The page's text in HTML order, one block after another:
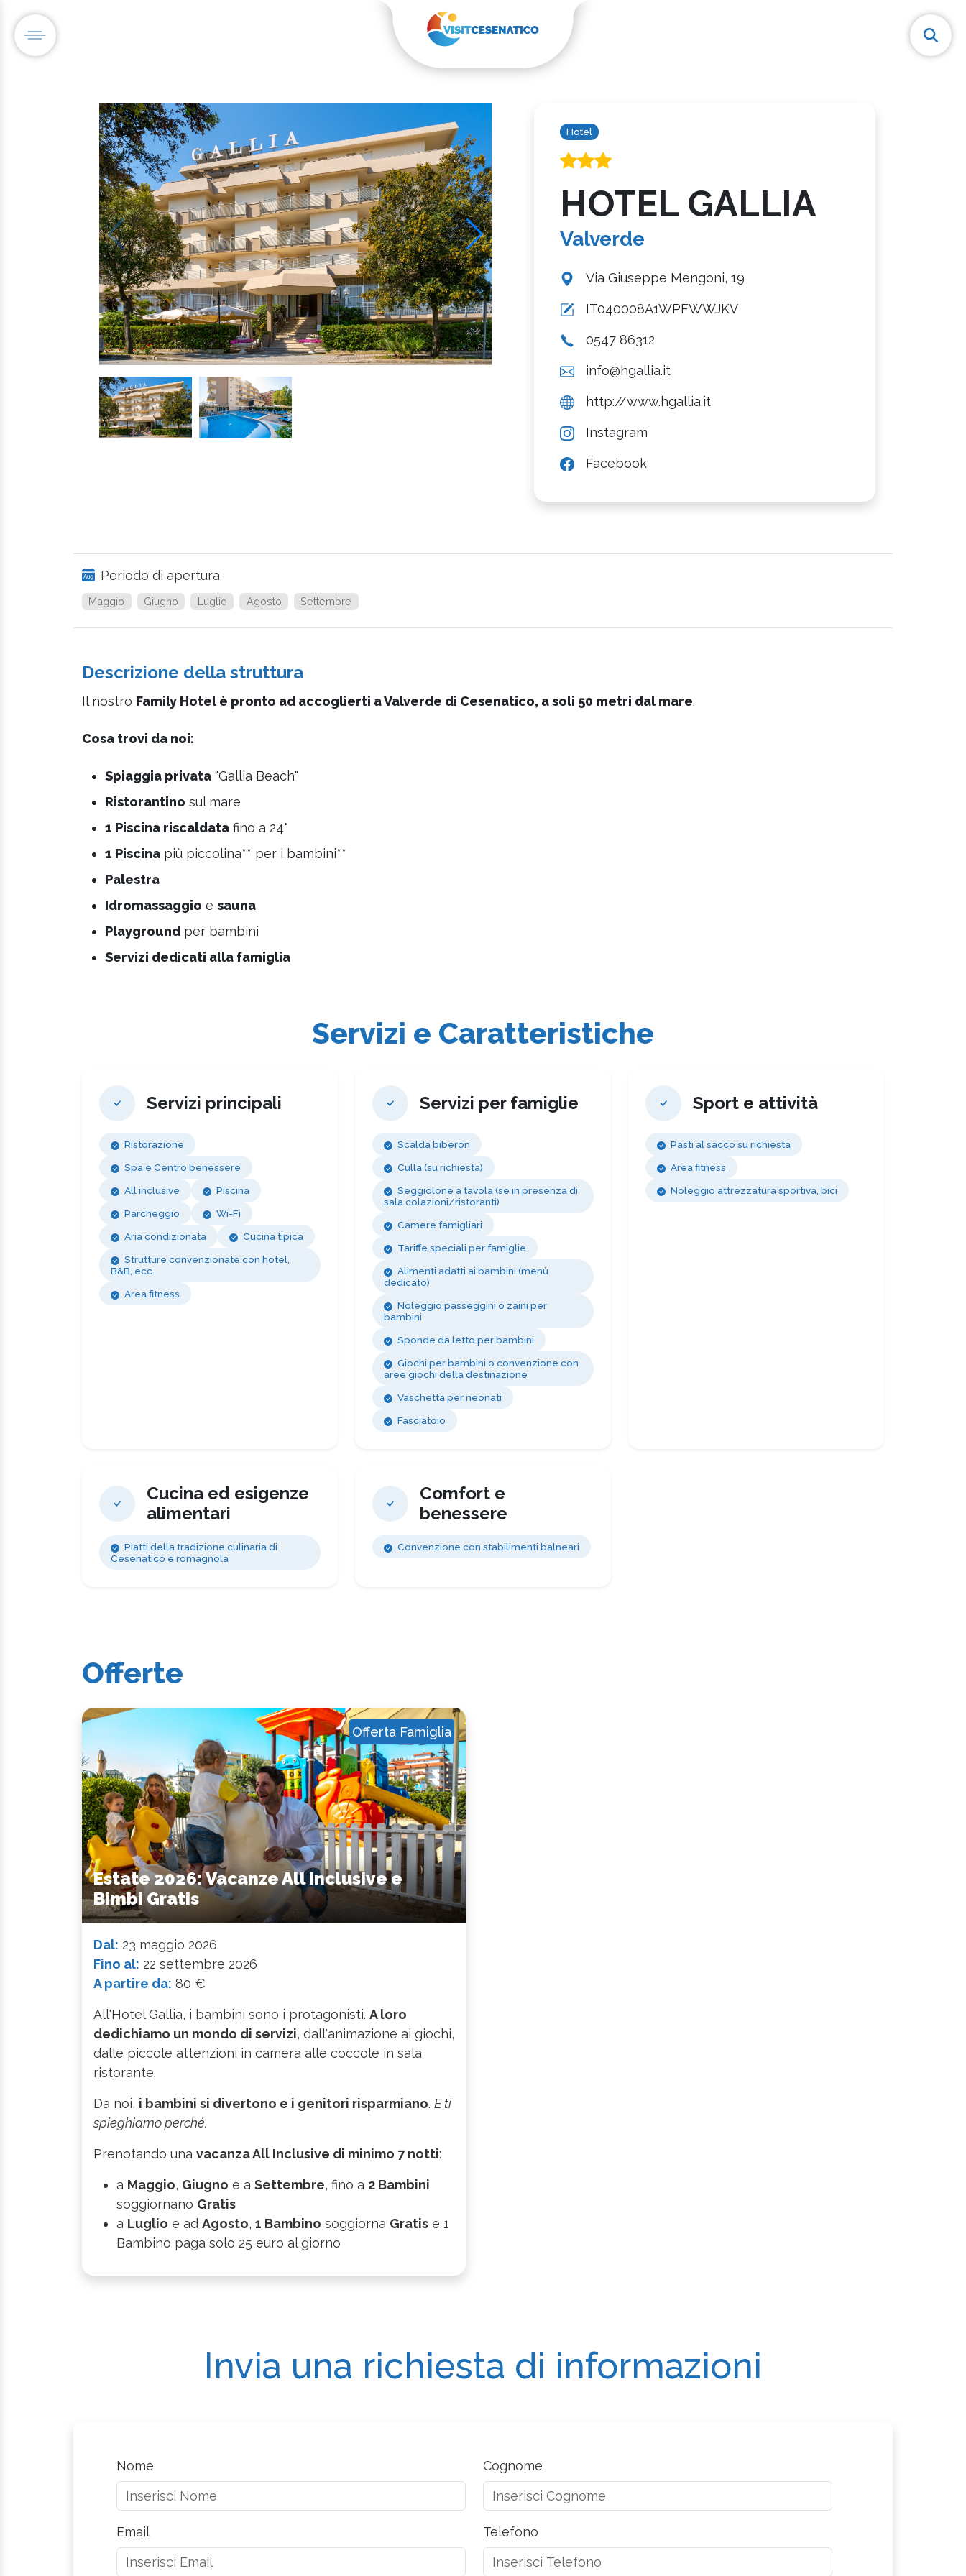
Hotel
HOTEL GALLIA
Valverde
Via Giuseppe Mengoni, 19
IT040008A1WPFWWJKV
0547 86312
info@hgallia.it
http://www.hgallia.it
Instagram
Facebook
Periodo di apertura
Maggio Giugno Luglio Agosto Settembre
Descrizione della struttura
Il nostro Family Hotel è pronto ad accoglierti aValverde di Cesenatico, a soli 50 metri dal mare.
Cosa trovi da noi:
Spiaggia privata "Gallia Beach"
Ristorantino sul mare
1 Piscina riscaldata fino a 24°
1 Piscina più piccolina** per i bambini**
Palestra
Idromassaggio e sauna
Playground per bambini
Servizi dedicati alla famiglia
Servizi e Caratteristiche
Servizi principali
Ristorazione
Spa e Centro benessere
All inclusive
Piscina
Parcheggio
Wi-Fi
Aria condizionata
Cucina tipica
Strutture convenzionate con hotel,
B&B, ecc.
Area fitness
Servizi per famiglie
Scalda biberon
Culla (su richiesta)
Seggiolone a tavola (se in presenza di
sala colazioni/ristoranti)
Camere famigliari
Tariffe speciali per famiglie
Alimenti adatti ai bambini (menù
dedicato)
Noleggio passeggini o zaini per
bambini
Sponde da letto per bambini
Giochi per bambini o convenzione con
aree giochi della destinazione
Vaschetta per neonati
Fasciatoio
Sport e attività
Pasti al sacco su richiesta
Area fitness
Noleggio attrezzatura sportiva, bici
Cucina ed esigenze
alimentari
Piatti della tradizione culinaria di
Cesenatico e romagnola
Comfort e
benessere
Convenzione con stabilimenti balneari
Offerte
Estate 2026: Vacanze All Inclusive e
Bimbi Gratis
Offerta Famiglia
Dal: 23 maggio 2026
Fino al: 22 settembre 2026
A partire da: 80 €
All'Hotel Gallia, i bambini sono i protagonisti. A loro
dedichiamo un mondo di servizi, dall'animazione ai giochi,
dalle piccole attenzioni in camera alle coccole in sala
ristorante.
Da noi, i bambini si divertono e i genitori risparmiano. E ti
spieghiamo perché.
Prenotando una vacanza All Inclusive di minimo 7 notti:
a Maggio, Giugno e a Settembre, fino a 2 Bambini
soggiornano Gratis
a Luglio e ad Agosto, 1 Bambino soggiorna Gratis e 1
Bambino paga solo 25 euro al giorno
Invia una richiesta di informazioni
Nome Cognome
Email Telefono